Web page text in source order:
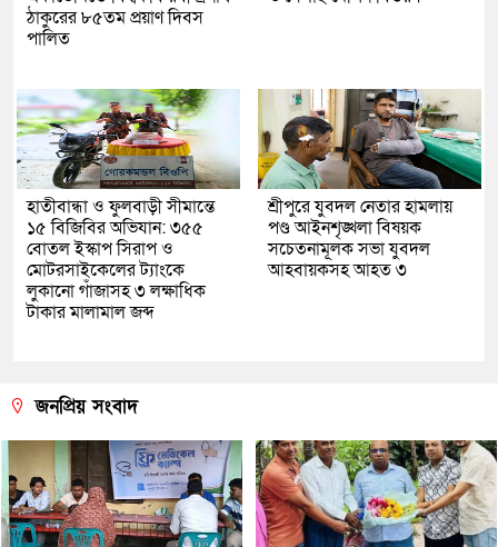
ঠাকুরের ৮৫তম প্রয়াণ দিবস
পালিত
হাতীবান্ধা ও ফুলবাড়ী সীমান্তে
১৫ বিজিবির অভিযান: ৩৫৫
বোতল ইস্কাপ সিরাপ ও
মোটরসাইকেলের ট্যাংকে
লুকানো গাঁজাসহ ৩ লক্ষাধিক
টাকার মালামাল জব্দ
শ্রীপুরে যুবদল নেতার হামলায়
পণ্ড আইনশৃঙ্খলা বিষয়ক
সচেতনামূলক সভা যুবদল
আহবায়কসহ আহত ৩
জনপ্রিয় সংবাদ